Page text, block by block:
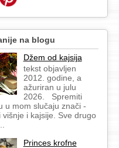
na blogu
Džem od kajsija
tekst objavljen
2012. godine, a
ažuriran u julu
2026. Spremiti
u mom slučaju znači -
višnje i kajsije. Sve drugo
Princes krofne